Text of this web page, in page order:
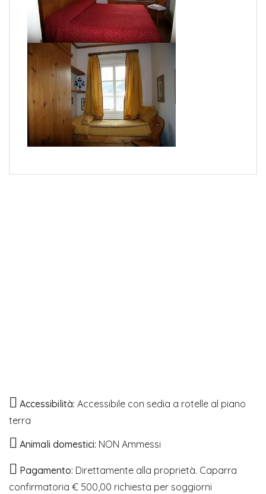
Accessibilità: Accessibile con sedia a rotelle al piano
terra
Animali domestici: NON Ammessi
Pagamento: Direttamente alla proprietà. Caparra
confirmatoria € 500,00 richiesta per soggiorni